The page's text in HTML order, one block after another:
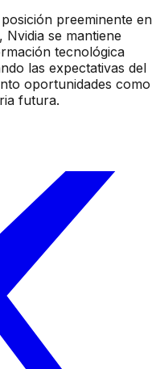
preeminente en
se mantiene
tecnológica
las expectativas del
oportunidades como
futura.